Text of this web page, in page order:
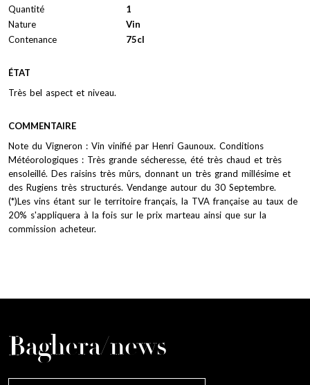
Quantité
1
Nature
Vin
Contenance
75cl
ÉTAT
Très bel aspect et niveau.
COMMENTAIRE
Note du Vigneron : Vin vinifié par Henri Gaunoux. Conditions
Météorologiques : Très grande sécheresse, été très chaud et très
ensoleillé. Des raisins très mûrs, donnant un très grand millésime et
des Rugiens très structurés. Vendange autour du 30 Septembre.
(*)Les vins étant sur le territoire français, la TVA française au taux de
20% s'appliquera à la fois sur le prix marteau ainsi que sur la
commission acheteur.
Baghera/news